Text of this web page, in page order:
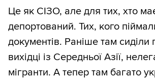
Це як СІЗО, але для тих, хто
депортований. Тих, кого
документів. Раніше там
вихідці із Середньої Азії,
мігранти. А тепер там багато